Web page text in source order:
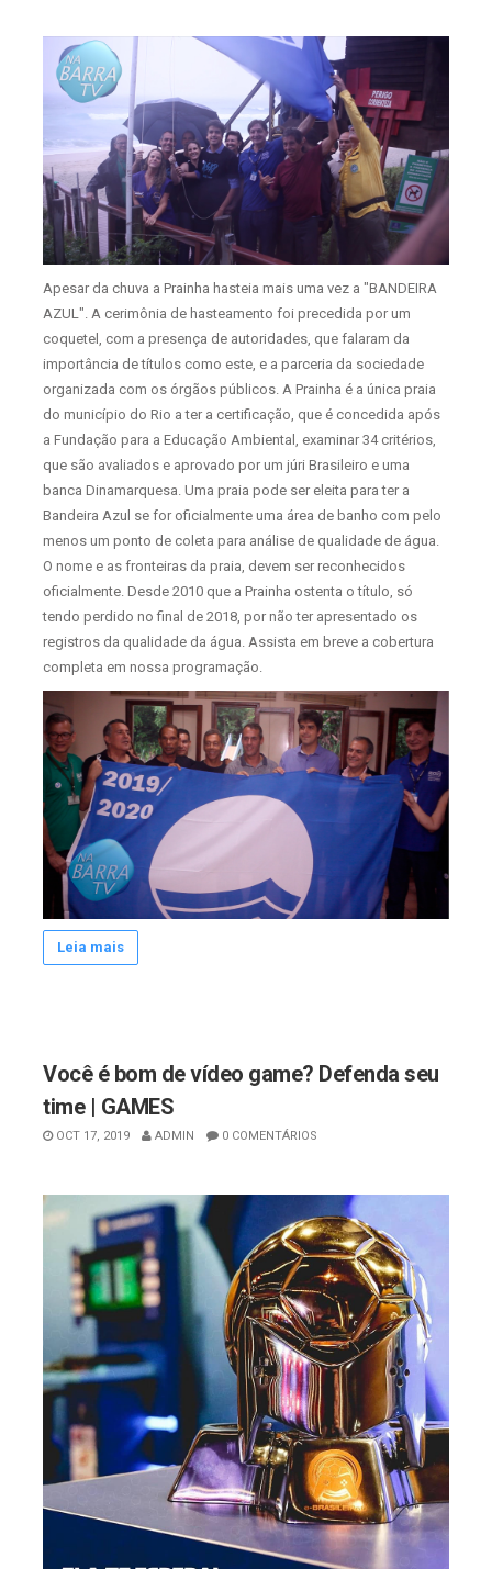
Apesar da chuva a Prainha hasteia mais uma vez a "BANDEIRA
AZUL". A cerimônia de hasteamento foi precedida por um
coquetel, com a presença de autoridades, que falaram da
importância de títulos como este, e a parceria da sociedade
organizada com os órgãos públicos. A Prainha é a única praia
do município do Rio a ter a certificação, que é concedida após
a Fundação para a Educação Ambiental, examinar 34 critérios,
que são avaliados e aprovado por um júri Brasileiro e uma
banca Dinamarquesa. Uma praia pode ser eleita para ter a
Bandeira Azul se for oficialmente uma área de banho com pelo
menos um ponto de coleta para análise de qualidade de água.
O nome e as fronteiras da praia, devem ser reconhecidos
oficialmente. Desde 2010 que a Prainha ostenta o título, só
tendo perdido no final de 2018, por não ter apresentado os
registros da qualidade da água. Assista em breve a cobertura
completa em nossa programação.
Leia mais
Você é bom de vídeo game? Defenda seu
time | GAMES
OCT 17, 2019 ADMIN 0 COMENTÁRIOS